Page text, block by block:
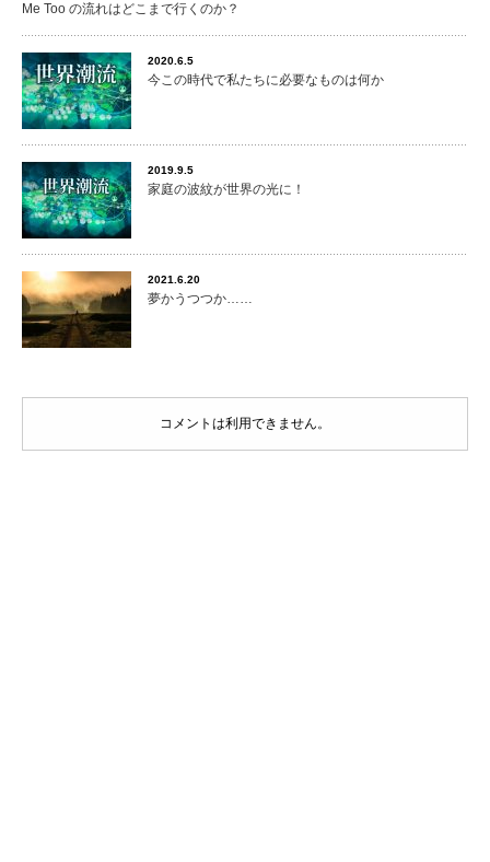
Me Too の流れはどこまで行くのか？
2020.6.5
今この時代で私たちに必要なものは何か
2019.9.5
家庭の波紋が世界の光に！
2021.6.20
夢かうつつか……
コメントは利用できません。